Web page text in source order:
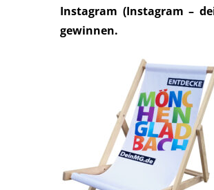
Instagram (Instagram –
gewinnen.